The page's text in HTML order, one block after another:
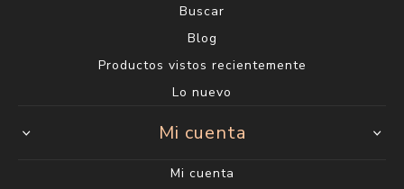
Buscar
Blog
Productos vistos recientemente
Lo nuevo
Mi cuenta
Mi cuenta